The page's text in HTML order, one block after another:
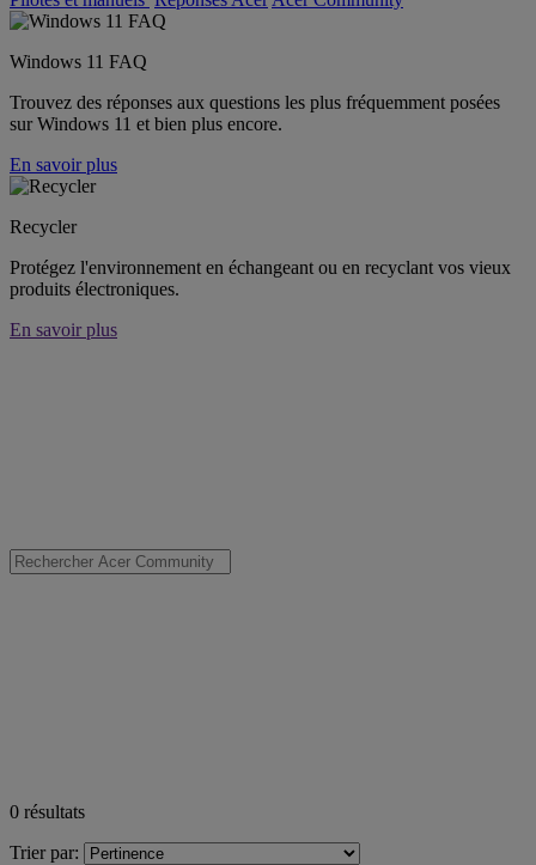
Windows 11 FAQ
Trouvez des réponses aux questions les plus fréquemment posées
sur Windows 11 et bien plus encore.
En savoir plus
Recycler
Protégez l'environnement en échangeant ou en recyclant vos vieux
produits électroniques.
En savoir plus
0 résultats
Trier par: